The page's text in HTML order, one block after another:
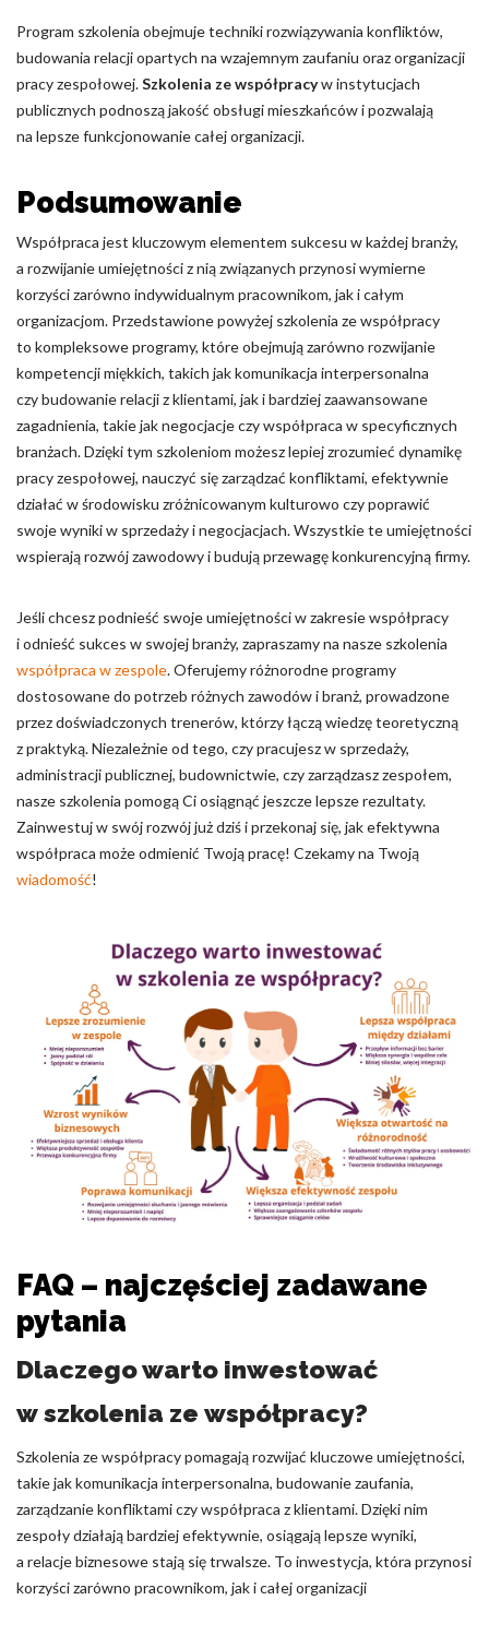
Program szkolenia obejmuje techniki rozwiązywania konfliktów,
budowania relacji opartych na wzajemnym zaufaniu oraz organizacji
pracy zespołowej.Szkolenia ze współpracyw instytucjach
publicznych podnoszą jakość obsługi mieszkańców i pozwalają
na lepsze funkcjonowanie całej organizacji.
Podsumowanie
Współpraca jest kluczowym elementem sukcesu w każdej branży,
a rozwijanie umiejętności z nią związanych przynosi wymierne
korzyści zarówno indywidualnym pracownikom, jak i całym
organizacjom. Przedstawione powyżej szkolenia ze współpracy
to kompleksowe programy, które obejmują zarówno rozwijanie
kompetencji miękkich, takich jak komunikacja interpersonalna
czy budowanie relacji z klientami, jak i bardziej zaawansowane
zagadnienia, takie jak negocjacje czy współpraca w specyficznych
branżach. Dzięki tym szkoleniom możesz lepiej zrozumieć dynamikę
pracy zespołowej, nauczyć się zarządzać konfliktami, efektywnie
działać w środowisku zróżnicowanym kulturowo czy poprawić
swoje wyniki w sprzedaży i negocjacjach. Wszystkie te umiejętności
wspierają rozwój zawodowy i budują przewagę konkurencyjną firmy.
Jeśli chcesz podnieść swoje umiejętności w zakresie współpracy
i odnieść sukces w swojej branży, zapraszamy na nasze szkolenia
współpraca w zespole. Oferujemy różnorodne programy
dostosowane do potrzeb różnych zawodów i branż, prowadzone
przez doświadczonych trenerów, którzy łączą wiedzę teoretyczną
z praktyką. Niezależnie od tego, czy pracujesz w sprzedaży,
administracji publicznej, budownictwie, czy zarządzasz zespołem,
nasze szkolenia pomogą Ci osiągnąć jeszcze lepsze rezultaty.
Zainwestuj w swój rozwój już dziś i przekonaj się, jak efektywna
współpraca może odmienić Twoją pracę! Czekamy na Twoją
wiadomość!
FAQ – najczęściej zadawane
pytania
Dlaczego warto inwestować
w szkolenia ze współpracy?
Szkolenia ze współpracy pomagają rozwijać kluczowe umiejętności,
takie jak komunikacja interpersonalna, budowanie zaufania,
zarządzanie konfliktami czy współpraca z klientami. Dzięki nim
zespoły działają bardziej efektywnie, osiągają lepsze wyniki,
a relacje biznesowe stają się trwalsze. To inwestycja, która przynosi
korzyści zarówno pracownikom, jak i całej organizacji